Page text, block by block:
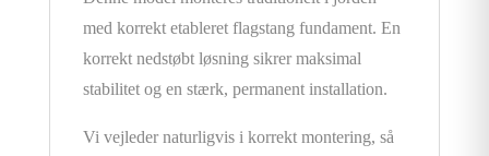
med korrekt etableret flagstang fundament. En
korrekt nedstøbt løsning sikrer maksimal
stabilitet og en stærk, permanent installation.
Vi vejleder naturligvis i korrekt montering, så